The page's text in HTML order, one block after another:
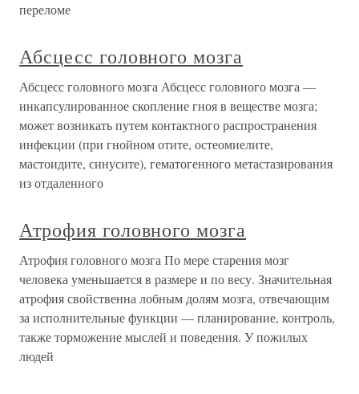
переломе
Абсцесс головного мозга
Абсцесс головного мозга Абсцесс головного мозга —
инкапсулированное скопление гноя в веществе мозга;
может возникать путем контактного распространения
инфекции (при гнойном отите, остеомиелите,
мастоидите, синусите), гематогенного метастазирования
из отдаленного
Атрофия головного мозга
Атрофия головного мозга По мере старения мозг
человека уменьшается в размере и по весу. Значительная
атрофия свойственна лобным долям мозга, отвечающим
за исполнительные функции — планирование, контроль,
также торможение мыслей и поведения. У пожилых
людей